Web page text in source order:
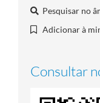
Pesquisar no
Adicionar à
Consultar